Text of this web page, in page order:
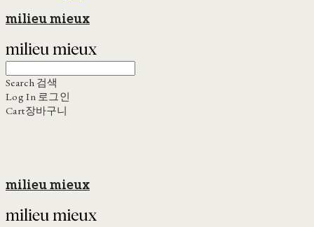
milieu mieux
Search 검색
Log In 로그인
Cart장바구니
milieu mieux